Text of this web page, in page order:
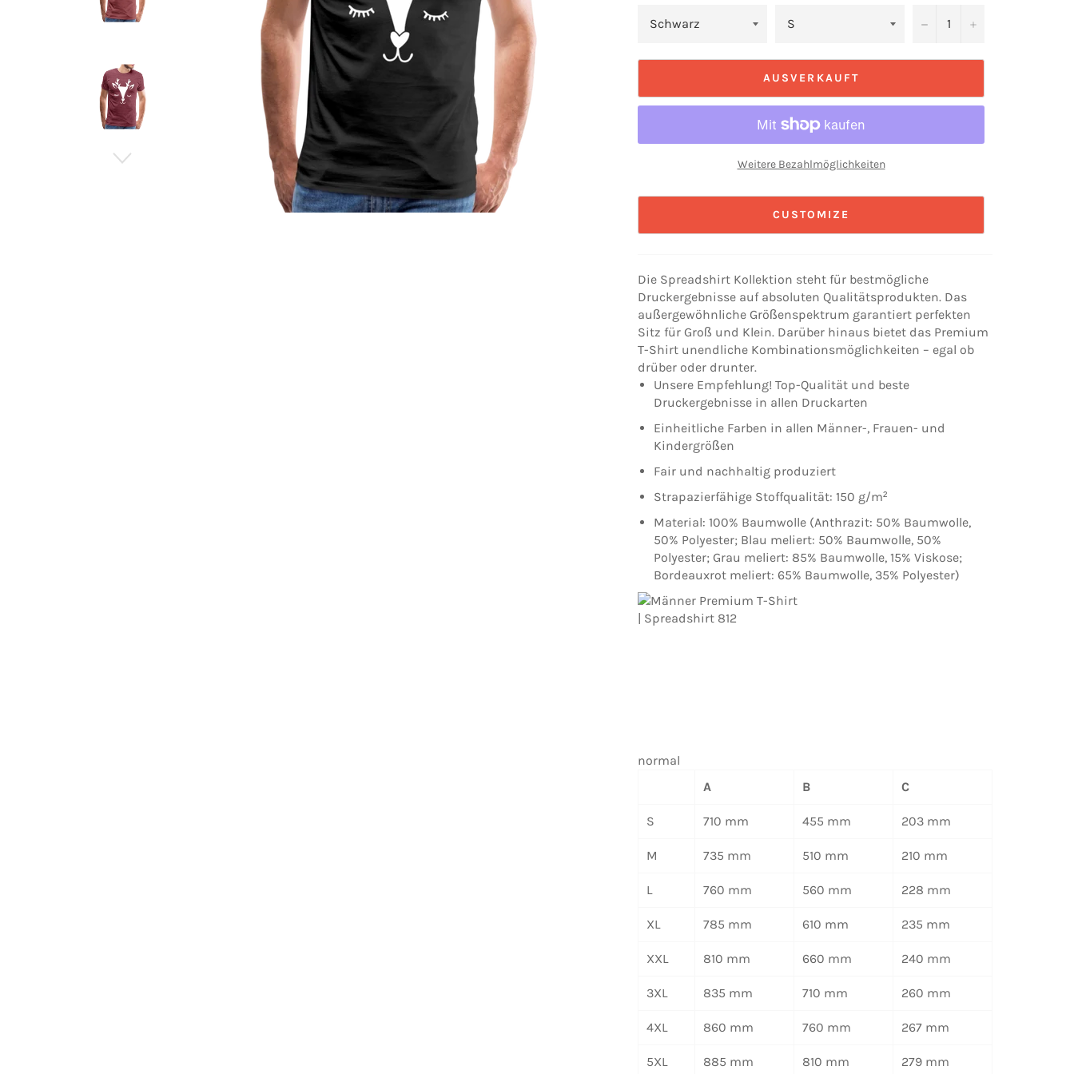
− +
AUSVERKAUFT
Weitere Bezahlmöglichkeiten
CUSTOMIZE
Die Spreadshirt Kollektion steht für bestmögliche
Druckergebnisse auf absoluten Qualitätsprodukten. Das
außergewöhnliche Größenspektrum garantiert perfekten
Sitz für Groß und Klein. Darüber hinaus bietet das Premium
T-Shirt unendliche Kombinationsmöglichkeiten – egal ob
drüber oder drunter.
Unsere Empfehlung! Top-Qualität und beste
Druckergebnisse in allen Druckarten
Einheitliche Farben in allen Männer-, Frauen- und
Kindergrößen
Fair und nachhaltig produziert
Strapazierfähige Stoffqualität: 150 g/m²
Material: 100% Baumwolle (Anthrazit: 50% Baumwolle,
50% Polyester; Blau meliert: 50% Baumwolle, 50%
Polyester; Grau meliert: 85% Baumwolle, 15% Viskose;
Bordeauxrot meliert: 65% Baumwolle, 35% Polyester)
normal
A
B C
S 710 mm 455 mm 203 mm
M 735 mm 510 mm 210 mm
L 760 mm 560 mm 228 mm
XL 785 mm 610 mm 235 mm
XXL 810 mm 660 mm 240 mm
3XL 835 mm 710 mm 260 mm
4XL 860 mm 760 mm 267 mm
5XL 885 mm 810 mm 279 mm